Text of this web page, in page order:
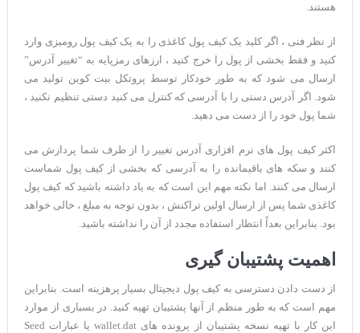
هستند.
از نظر فنی ، اگر کلید یک کیف پول کاغذی را به یک کیف پول رومیزی وارد
کنید و فقط بخشی از پول را خرج کنید ، ارزهای رمزپایه به “تغییر آدرس”
ارسال می شود که به طور خودکار توسط پروتکل بیت کوین تولید می
شود. اگر آدرس دستی را با آدرسی که کنترل می کنید دستی تنظیم نکنید ،
شما پول خود را از دست می دهید.
اکثر کیف پول های نرم افزاری آدرس تغییر را از طرف شما پردازش می
کنند و سکه های باقیمانده را به آدرسی که بخشی از کیف پول شماست
ارسال می کنند. اما نکته مهم این است که به یاد داشته باشید که کیف پول
کاغذی شما پس از ارسال اولین تراکنش ، بدون توجه به مبلغ ، خالی خواهد
بود. بنابراین بعداً انتظار استفاده مجدد از آن را نداشته باشید.
اهمیت پشتیبان گیری
از دست دادن دسترسی به کیف پول دیجیتال بسیار پرهزینه است. بنابراین
مهم است که به طور منظم از آنها پشتیبان تهیه کنید. در بسیاری از موارد
این کار با تهیه نسخه پشتیبان از پرونده های wallet.dat یا عبارات Seed